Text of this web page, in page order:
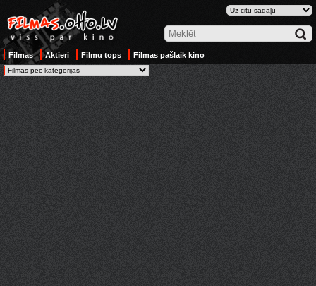
Filmas Aktieri Filmu tops Filmas pašlaik kino